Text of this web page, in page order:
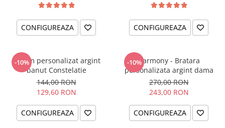
CONFIGUREAZA CONFIGUREAZA
-10%
Charm personalizat argint
banut Constelatie
144,00 RON
129,60 RON
CONFIGUREAZA
-10%Harmony - Bratara
personalizata argint dama
270,00 RON
243,00 RON
CONFIGUREAZA